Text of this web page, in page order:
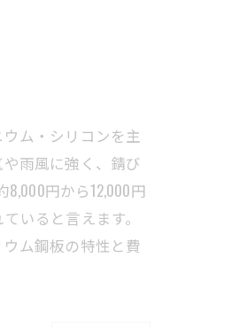
ム・シリコンを主
雨風に強く、錆び
円から12,000円
いると言えます。
ム鋼板の特性と費